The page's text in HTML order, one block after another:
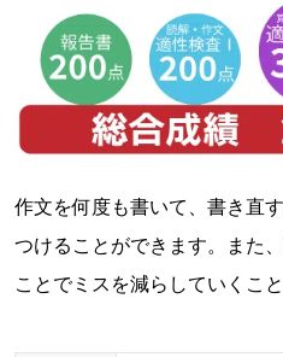
作文を何度も書いて、書き直
つけることができます。また
ことでミスを減らしていくこ